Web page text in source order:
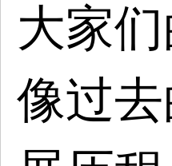
大家
像过